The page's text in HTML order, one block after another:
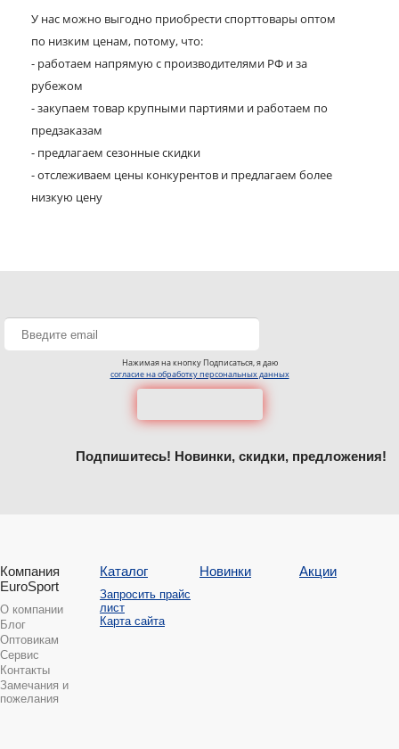
У нас можно выгодно приобрести спорттовары оптом
по низким ценам, потому, что:
- работаем напрямую с производителями РФ и за
рубежом
- закупаем товар крупными партиями и работаем по
предзаказам
- предлагаем сезонные скидки
- отслеживаем цены конкурентов и предлагаем более
низкую цену
Нажимая на кнопку Подписаться, я даю
согласие на обработку персональных данных
Подпишитесь! Новинки, скидки, предложения!
Компания
EuroSport
О компании
Блог
Оптовикам
Сервис
Контакты
Замечания и
пожелания
Каталог
Запросить прайс
лист
Карта сайта
Новинки Акции